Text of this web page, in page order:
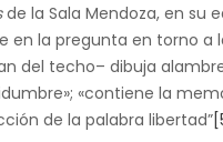
de la Sala Mendoza, en su
la pregunta en torno a
del techo– dibuja
«contiene la
de la palabra libertad”